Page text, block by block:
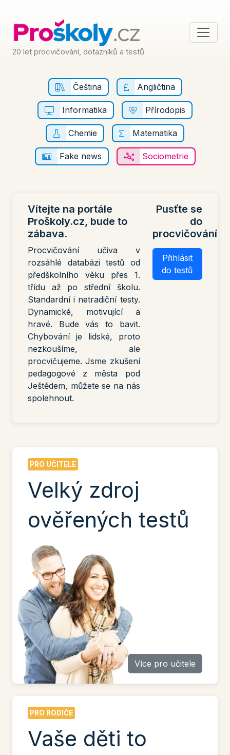
20 let procvičování, dotazníků a testů
Čeština Angličtina
Informatika Přírodopis
Chemie Matematika
Fake news Sociometrie
Vítejte na portále
Proškoly.cz, bude to
zábava.
Procvičování učiva v
rozsáhlé databázi testů od
předškolního věku přes 1.
třídu až po střední školu.
Standardní i netradiční testy.
Dynamické, motivující a
hravé. Bude vás to bavit.
Chybování je lidské, proto
nezkoušíme, ale
procvičujeme. Jsme zkušení
pedagogové z města pod
Ještědem, můžete se na nás
spolehnout.
Pusťte se
do
procvičování
Přihlásit
do testů
PRO UČITELE
Velký zdroj
ověřených testů
Více pro učitele
PRO RODIČE
Vaše děti to